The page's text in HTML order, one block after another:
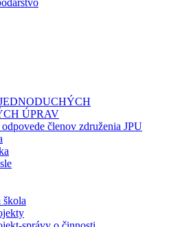
ÚPRAV
členov združenia JPU
škola